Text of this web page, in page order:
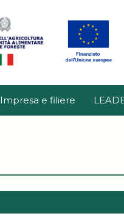
Impresa e filiere